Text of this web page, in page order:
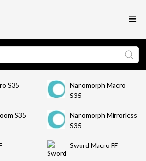
S35
Nanomorph Macro
S35
S35
Nanomorph Mirrorless
S35
Sword Macro FF